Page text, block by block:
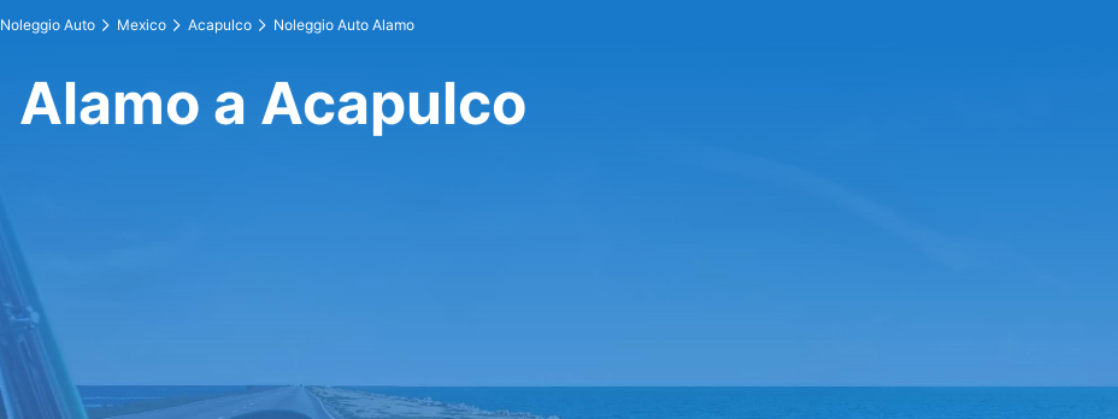
Noleggio Auto Mexico Acapulco Noleggio Auto Alamo
Alamo a Acapulco